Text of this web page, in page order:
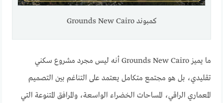
كمبوند Grounds New Cairo
ما يميز Grounds New Cairo أنه ليس مجرد مشروع سكني
تقليدي، بل هو مجتمع متكامل يعتمد على التناغم بين التصميم
المعماري الراقي، المساحات الخضراء الواسعة، والمرافق المتنوعة التي